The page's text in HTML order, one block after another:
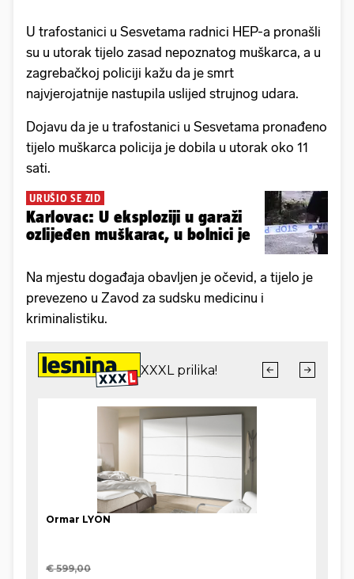
U trafostanici u Sesvetama radnici HEP-a pronašli
su u utorak tijelo zasad nepoznatog muškarca, a u
zagrebačkoj policiji kažu da je smrt
najvjerojatnije nastupila uslijed strujnog udara.
Dojavu da je u trafostanici u Sesvetama pronađeno
tijelo muškarca policija je dobila u utorak oko 11
sati.
URUŠIO SE ZID
Karlovac: U eksploziji u garaži
ozlijeđen muškarac, u bolnici je
Na mjestu događaja obavljen je očevid, a tijelo je
prevezeno u Zavod za sudsku medicinu i
kriminalistiku.